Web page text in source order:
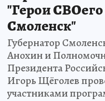
"Герои
Смоленск"
Губернатор
Анохин и
Президента
Игорь Щёголев
участниками